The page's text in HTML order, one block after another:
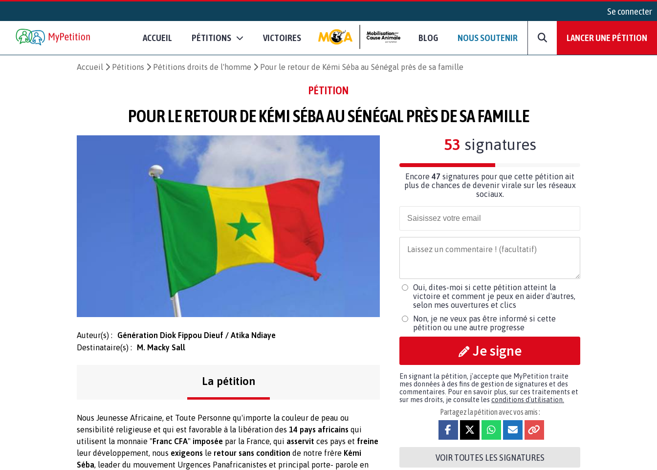
Se connecter
ACCUEIL PÉTITIONS VICTOIRES BLOG NOUS SOUTENIR LANCER UNE PÉTITION
Accueil Pétitions Pétitions droits de l'homme Pour le retour de Kémi Séba au Sénégal près de sa famille
PÉTITION
POUR LE RETOUR DE KÉMI SÉBA AU SÉNÉGAL PRÈS DE SA FAMILLE
Auteur(s) :
Génération Diok Fippou Dieuf / Atika Ndiaye
Destinataire(s) :
M. Macky Sall
La pétition
Nous Jeunesse Africaine, et Toute Personne qu'importe la couleur de peau ou
sensibilité religieuse et qui est favorable à la libération des 14 pays africains qui
utilisent la monnaie "Franc CFA" imposée par la France, qui asservit ces pays et freine
leur développement, nous exigeons le retour sans condition de notre frère Kémi
Séba, leader du mouvement Urgences Panafricanistes et principal porte- parole en
53 signatures
Encore 47 signatures pour que cette pétition ait
plus de chances de devenir virale sur les réseaux
sociaux.
Oui, dites-moi si cette pétition atteint la
victoire et comment je peux en aider d'autres,
selon mes ouvertures et clics
Non, je ne veux pas être informé si cette
pétition ou une autre progresse
Je signe
En signant la pétition, j'accepte que MyPetition traite
mes données à des fins de gestion de signatures et des
commentaires. Pour en savoir plus, sur ces traitements et
sur mes droits, je consulte les conditions d'utilisation.
Partagez la pétition avec vos amis :
VOIR TOUTES LES SIGNATURES